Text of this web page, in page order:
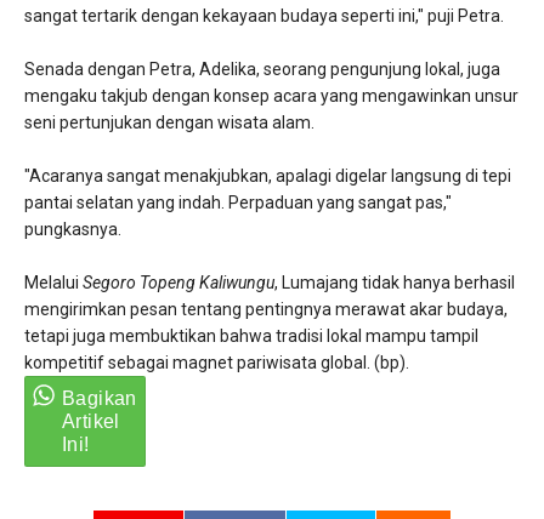
sangat tertarik dengan kekayaan budaya seperti ini," puji Petra.
​Senada dengan Petra, Adelika, seorang pengunjung lokal, juga
mengaku takjub dengan konsep acara yang mengawinkan unsur
seni pertunjukan dengan wisata alam.
​"Acaranya sangat menakjubkan, apalagi digelar langsung di tepi
pantai selatan yang indah. Perpaduan yang sangat pas,"
pungkasnya.
​Melalui Segoro Topeng Kaliwungu, Lumajang tidak hanya berhasil
mengirimkan pesan tentang pentingnya merawat akar budaya,
tetapi juga membuktikan bahwa tradisi lokal mampu tampil
kompetitif sebagai magnet pariwisata global. (bp).